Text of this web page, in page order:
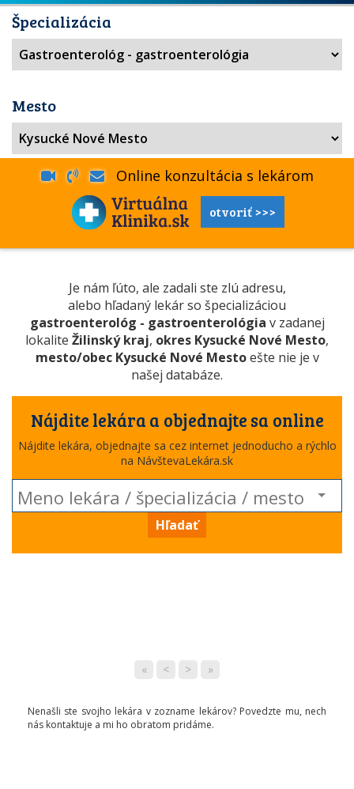
Špecializácia
Mesto
Online konzultácia s lekárom
otvoriť >>>
Je nám ľúto, ale zadali ste zlú adresu,
alebo hľadaný lekár so špecializáciou
gastroenterológ - gastroenterológia v zadanej
lokalite Žilinský kraj, okres Kysucké Nové Mesto,
mesto/obec Kysucké Nové Mestoešte nie je v
našej databáze.
Nájdite lekára a objednajte sa online
Nájdite lekára, objednajte sa cez internet jednoducho a rýchlo
na NávštevaLekára.sk
Hľadať
« < > »
Nenašli ste svojho lekára v zozname lekárov? Povedzte mu, nech
nás kontaktuje a mi ho obratom pridáme.